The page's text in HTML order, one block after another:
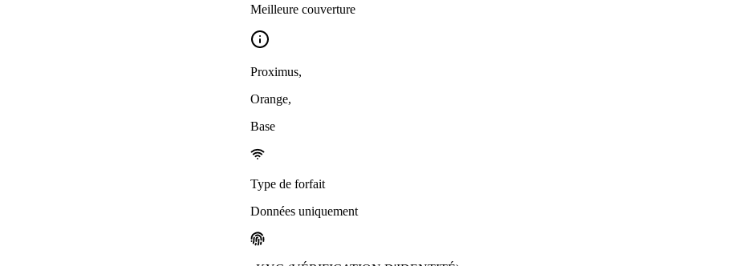
Meilleure couverture
Proximus,
Orange,
Base
Type de forfait
Données uniquement